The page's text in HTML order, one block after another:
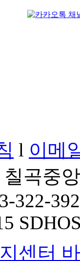
l 이메
곡중
322-
센터